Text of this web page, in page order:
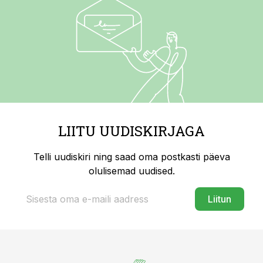
LIITU UUDISKIRJAGA
Telli uudiskiri ning saad oma postkasti päeva
olulisemad uudised.
Liitun